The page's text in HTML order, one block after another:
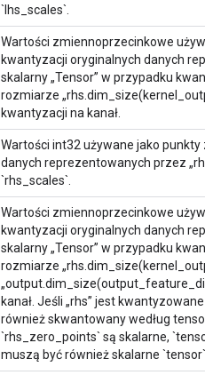
`lhs_scales`.
Wartości zmiennoprzecinkowe
kwantyzacji oryginalnych danych
skalarny „Tensor” w przypadku
rozmiarze
kwantyzacji na kanał.
Wartości int32 używane jako
danych reprezentowanych przez
`rhs_scales`.
Wartości zmiennoprzecinkowe
kwantyzacji oryginalnych danych
skalarny „Tensor” w przypadku
rozmiarze
kanał. Jeśli „rhs” jest
również skwantowany według
`rhs_zero_points` są skalarne,
muszą być również skalarne